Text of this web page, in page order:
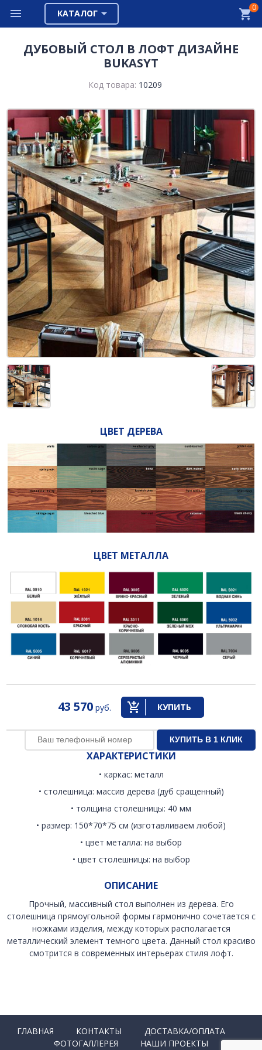
КАТАЛОГ
0
ДУБОВЫЙ СТОЛ В ЛОФТ ДИЗАЙНЕ
BUKASYT
Код товара: 10209
ЦВЕТ ДЕРЕВА
ЦВЕТ МЕТАЛЛА
43 570 руб. КУПИТЬ
ХАРАКТЕРИСТИКИ
• каркас: металл
• столешница: массив дерева (дуб сращенный)
• толщина столешницы: 40 мм
• размер: 150*70*75 см (изготавливаем любой)
• цвет металла: на выбор
• цвет столешницы: на выбор
ОПИСАНИЕ
Прочный, массивный стол выполнен из дерева. Его
столешница прямоугольной формы гармонично сочетается с
ножками изделия, между которых располагается
металлический элемент темного цвета. Данный стол красиво
смотрится в современных интерьерах стиля лофт.
ГЛАВНАЯ КОНТАКТЫ
ДОСТАВКА/ОПЛАТА
ФОТОГАЛЛЕРЕЯ
НАШИ ПРОЕКТЫ